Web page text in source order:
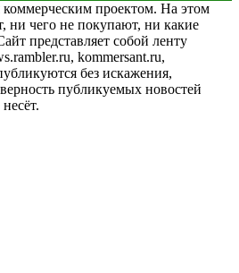
коммерческим проектом. На этом
ни чего не покупают, ни какие
представляет собой ленту
kommersant.ru,
без искажения,
публикуемых новостей